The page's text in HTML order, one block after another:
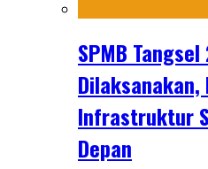
SPMB
Infrastruktur
Depan